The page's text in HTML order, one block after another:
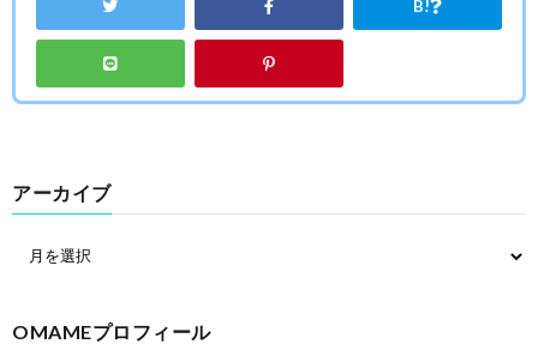
B!
アーカイブ
OMAMEプロフィール